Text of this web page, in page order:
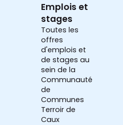
Emplois et
stages
Toutes les
offres
d'emplois et
de stages au
sein de la
Communauté
de
Communes
Terroir de
Caux